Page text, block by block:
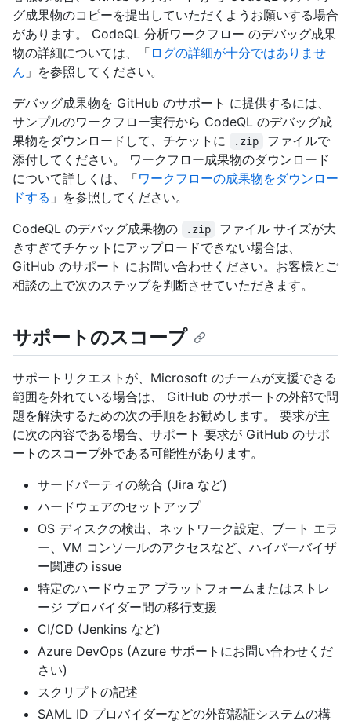
グ成果物のコピーを提出していただくようお願いする場合
があります。 CodeQL 分析ワークフロー のデバッグ成果
物の詳細については、「 ログの詳細が十分ではありませ
ん 」を参照してください。
デバッグ成果物を GitHub のサポート に提供するには、
サンプルのワークフロー実行から CodeQL のデバッグ成
果物をダウンロードして、チケットに
.zip
ファイルで
添付してください。 ワークフロー成果物のダウンロード
について詳しくは、「ワークフローの成果物をダウンロー
ドする 」を参照してください。
CodeQL のデバッグ成果物の
.zip
ファイル サイズが大
きすぎてチケットにアップロードできない場合は、
GitHub のサポート にお問い合わせください。お客様とご
相談の上で次のステップを判断させていただきます。
サポートのスコープ
サポートリクエストが、Microsoft のチームが支援できる
範囲を外れている場合は、 GitHub のサポートの外部で問
題を解決するための次の手順をお勧めします。 要求が主
に次の内容である場合、サポート 要求が GitHub のサポ
ートのスコープ外である可能性があります。
サードパーティの統合 (Jira など)
ハードウェアのセットアップ
OS ディスクの検出、ネットワーク設定、ブート エラ
ー、VM コンソールのアクセスなど、ハイパーバイザ
ー関連の issue
特定のハードウェア プラットフォームまたはストレ
ージ プロバイダー間の移行支援
CI/CD (Jenkins など)
Azure DevOps (Azure サポートにお問い合わせくだ
さい)
スクリプトの記述
SAML ID プロバイダーなどの外部認証システムの構